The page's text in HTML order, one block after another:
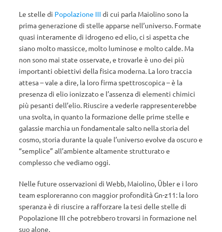
Le stelle di Popolazione III di cui parla Maiolino sono la
prima generazione di stelle apparse nell’universo. Formate
quasi interamente di idrogeno ed elio, ci si aspetta che
siano molto massicce, molto luminose e molto calde. Ma
non sono mai state osservate, e trovarle è uno dei più
importanti obiettivi della fisica moderna. La loro traccia
attesa – vale a dire, la loro firma spettroscopica – è la
presenza di elio ionizzato e l’assenza di elementi chimici
più pesanti dell’elio. Riuscire a vederle rappresenterebbe
una svolta, in quanto la formazione delle prime stelle e
galassie marchia un fondamentale salto nella storia del
cosmo, storia durante la quale l’universo evolve da oscuro e
“semplice” all’ambiente altamente strutturato e
complesso che vediamo oggi.
Nelle future osservazioni di Webb, Maiolino, Übler e i loro
team esploreranno con maggior profondità Gn-z11: la loro
speranza è di riuscire a rafforzare la tesi delle stelle di
Popolazione III che potrebbero trovarsi in formazione nel
suo alone.